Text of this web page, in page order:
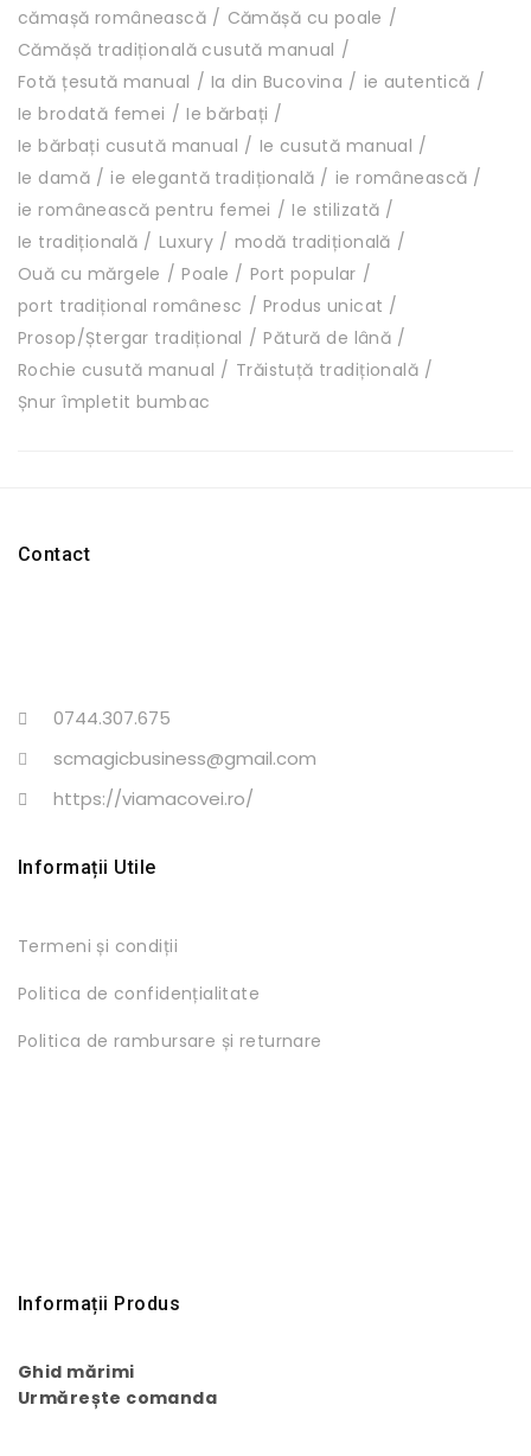
cămașă românească
Cămășă cu poale
Cămășă tradițională cusută manual
Fotă țesută manual
Ia din Bucovina
ie autentică
Ie brodată femei
Ie bărbați
Ie bărbați cusută manual
Ie cusută manual
Ie damă
ie elegantă tradițională
ie românească
ie românească pentru femei
Ie stilizată
Ie tradițională
Luxury
modă tradițională
Ouă cu mărgele
Poale
Port popular
port tradițional românesc
Produs unicat
Prosop/Ștergar tradițional
Pătură de lână
Rochie cusută manual
Trăistuță tradițională
Șnur împletit bumbac
Contact
0744.307.675
scmagicbusiness@gmail.com
https://viamacovei.ro/
Informații Utile
Termeni și condiții
Politica de confidențialitate
Politica de rambursare și returnare
Informații Produs
Ghid mărimi
Urmărește comanda